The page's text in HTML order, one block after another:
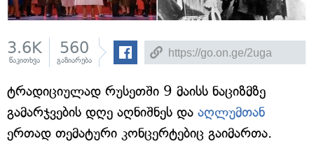
3.6K
წაკითხვა
560
გაზიარება
ტრადიციულად რუსეთში 9 მაისს ნაციზმზე
გამარჯვების დღე აღნიშნეს და აღლუმთან
ერთად თემატური კონცერტებიც გაიმართა.